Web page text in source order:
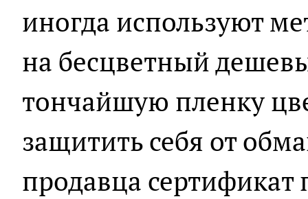
иногда используют
на бесцветный
тончайшую пленку
защитить себя от
продавца сертификат